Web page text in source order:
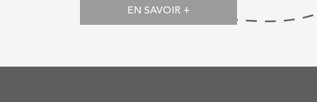
EN SAVOIR +